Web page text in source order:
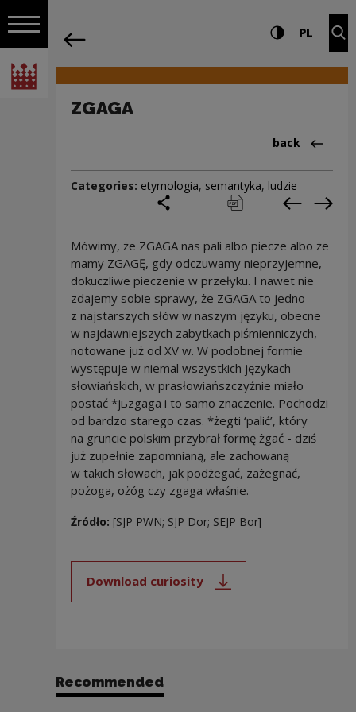
Open navigation
National Centre for Culture Poland
Navigation Settings and search
High contrast
PL
ZGAGA
Back
back
Categories: etymologia, semantyka, ludzie
print pobierz Previous
Mówimy, że ZGAGA nas pali albo piecze albo że
mamy ZGAGĘ, gdy odczuwamy nieprzyjemne,
dokuczliwe pieczenie w przełyku. I nawet nie
zdajemy sobie sprawy, że ZGAGA to jedno
z najstarszych słów w naszym języku, obecne
w najdawniejszych zabytkach piśmienniczych,
notowane już od XV w. W podobnej formie
występuje w niemal wszystkich językach
słowiańskich, w prasłowiańszczyźnie miało
postać *jьzgaga i to samo znaczenie. Pochodzi
od bardzo starego czas. *żegti ‘palić’, który
na gruncie polskim przybrał formę żgać - dziś
już zupełnie zapomnianą, ale zachowaną
w takich słowach, jak podżegać, zażegnać,
pożoga, ożóg czy zgaga właśnie.
Źródło: [SJP PWN; SJP Dor; SEJP Bor]
Download curiosity
Note, the link will open in a new
Recommended